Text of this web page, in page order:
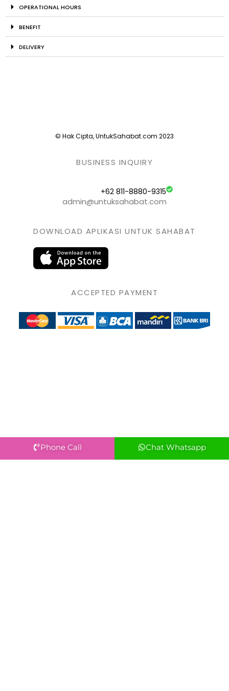
OPERATIONAL HOURS
BENEFIT
DELIVERY
© Hak Cipta, UntukSahabat.com 2023
BUSINESS INQUIRY
+62 811-8880-9315
admin@untuksahabat.com
DOWNLOAD APLIKASI UNTUK SAHABAT
ACCEPTED PAYMENT
Phone Call Chat Whatsapp